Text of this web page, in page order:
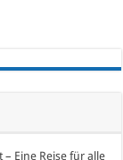
Eine Reise für alle